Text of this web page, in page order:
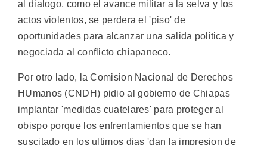
al dialogo, como el avance militar a la selva y los
actos violentos, se perdera el 'piso' de
oportunidades para alcanzar una salida politica y
negociada al conflicto chiapaneco.
Por otro lado, la Comision Nacional de Derechos
HUmanos (CNDH) pidio al gobierno de Chiapas
implantar 'medidas cuatelares' para proteger al
obispo porque los enfrentamientos que se han
suscitado en los ultimos dias 'dan la impresion de